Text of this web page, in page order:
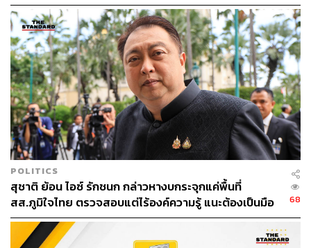
สโมสรขอแสดงความรับผิดชอบต่อสังคม โดยสโมสร
ยืนยันจะไม่ปกป้องคนกระทำความผิด พร้อมให้ความ
ร่วมมือต่อเจ้าหน้าที่ตำรวจ และนำตัวผู้กระทำความผิด
เข้าสู่กระบวนการทางกฎหมาย อีกทั้งจะไม่ส่ง วรวุฒิ สุ
ขุนา ลงสนามในการแข่งขันฟุตบอลไทยลีก จนกว่าคดี
จะสิ้นสุดและได้รับโทษตามกฎหมายต่อไป
ส่วน เฉลิมพงษ์ เกิดแก้ว ทางสโมสรจะทำการตรวจสอบ
ข้อเท็จจริงทั้งหมด โดยในเบื้องต้นสโมสรยืนยันจะไม่ส่ง
ลงสนามจนกว่าจะได้รับการตรวจสอบว่ามีส่วน
เกี่ยวข้องกับการกระทำผิดหรือไม่
สโมสรชลบุรี เอฟซี ขอแสดงความเสียใจจากใจจริง
POLITICS
สุชาติ ย้อน ไอซ์ รักชนก กล่าวหางบกระจุกแค่พื้นที่
สส.ภูมิใจไทย ตรวจสอบแต่ไร้องค์ความรู้ แนะต้องเป็นมือ
อาชีพกว่านี้
68